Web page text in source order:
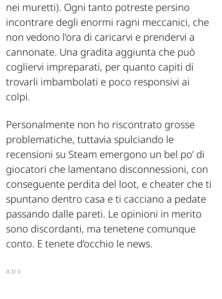
nei muretti). Ogni tanto potreste persino
incontrare degli enormi ragni meccanici, che
non vedono l’ora di caricarvi e prendervi a
cannonate. Una gradita aggiunta che può
cogliervi impreparati, per quanto capiti di
trovarli imbambolati e poco responsivi ai
colpi.
Personalmente non ho riscontrato grosse
problematiche, tuttavia spulciando le
recensioni su Steam emergono un bel po’ di
giocatori che lamentano disconnessioni, con
conseguente perdita del loot, e cheater che ti
spuntano dentro casa e ti cacciano a pedate
passando dalle pareti. Le opinioni in merito
sono discordanti, ma tenetene comunque
conto. E tenete d’occhio le news.
ADV